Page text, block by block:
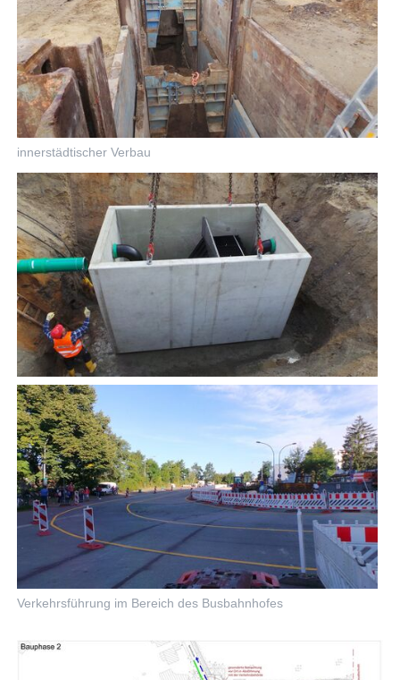
innerstädtischer Verbau
Einbau des Lamellenklärbeckens
Verkehrsführung im Bereich des Busbahnhofes